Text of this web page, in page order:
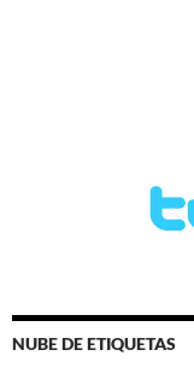
NUBE DE ETIQUETAS